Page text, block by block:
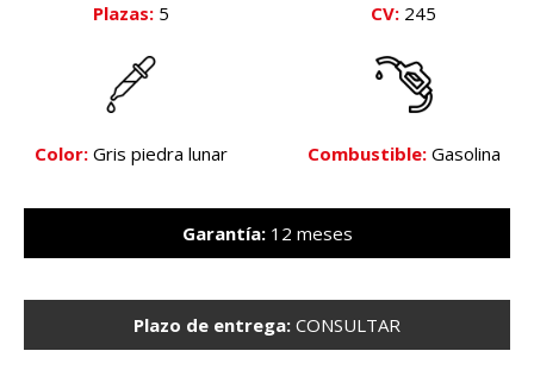
Plazas:5 CV: 245
Color:Gris piedra lunar Combustible:Gasolina
Garantía:12 meses
Plazo de entrega: CONSULTAR